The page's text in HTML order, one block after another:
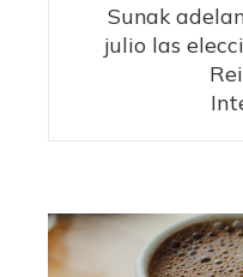
Sunak
julio las